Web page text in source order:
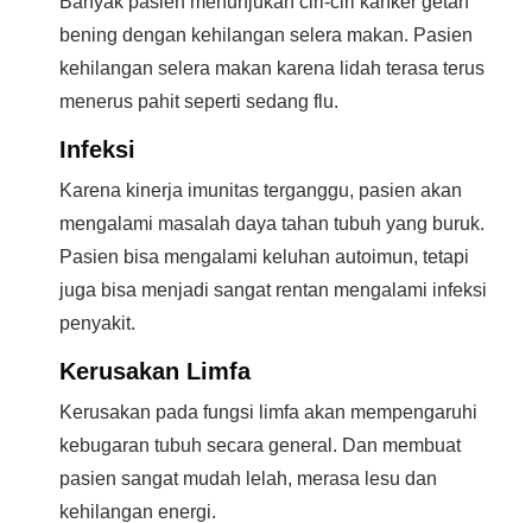
bening dengan kehilangan selera makan. Pasien
kehilangan selera makan karena lidah terasa terus
menerus pahit seperti sedang flu.
Infeksi
Karena kinerja imunitas terganggu, pasien akan
mengalami masalah daya tahan tubuh yang buruk.
Pasien bisa mengalami keluhan autoimun, tetapi
juga bisa menjadi sangat rentan mengalami infeksi
penyakit.
Kerusakan Limfa
Kerusakan pada fungsi limfa akan mempengaruhi
kebugaran tubuh secara general. Dan membuat
pasien sangat mudah lelah, merasa lesu dan
kehilangan energi.